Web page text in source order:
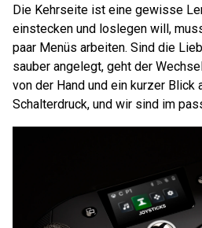
Die Kehrseite ist eine gewisse
einstecken und loslegen will,
paar Menüs arbeiten. Sind die
sauber angelegt, geht der
von der Hand und ein kurzer
Schalterdruck, und wir sind im